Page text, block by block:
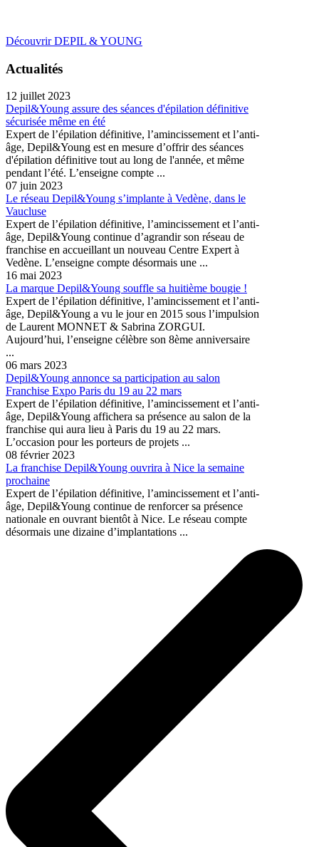
Découvrir DEPIL & YOUNG
Actualités
12 juillet 2023
Depil&Young assure des séances d'épilation définitive
sécurisée même en été
Expert de l’épilation définitive, l’amincissement et l’anti-
âge, Depil&Young est en mesure d’offrir des séances
d'épilation définitive tout au long de l'année, et même
pendant l’été. L’enseigne compte ...
07 juin 2023
Le réseau Depil&Young s’implante à Vedène, dans le
Vaucluse
Expert de l’épilation définitive, l’amincissement et l’anti-
âge, Depil&Young continue d’agrandir son réseau de
franchise en accueillant un nouveau Centre Expert à
Vedène. L’enseigne compte désormais une ...
16 mai 2023
La marque Depil&Young souffle sa huitième bougie !
Expert de l’épilation définitive, l’amincissement et l’anti-
âge, Depil&Young a vu le jour en 2015 sous l’impulsion
de Laurent MONNET & Sabrina ZORGUI.
Aujourd’hui, l’enseigne célèbre son 8ème anniversaire
...
06 mars 2023
Depil&Young annonce sa participation au salon
Franchise Expo Paris du 19 au 22 mars
Expert de l’épilation définitive, l’amincissement et l’anti-
âge, Depil&Young affichera sa présence au salon de la
franchise qui aura lieu à Paris du 19 au 22 mars.
L’occasion pour les porteurs de projets ...
08 février 2023
La franchise Depil&Young ouvrira à Nice la semaine
prochaine
Expert de l’épilation définitive, l’amincissement et l’anti-
âge, Depil&Young continue de renforcer sa présence
nationale en ouvrant bientôt à Nice. Le réseau compte
désormais une dizaine d’implantations ...